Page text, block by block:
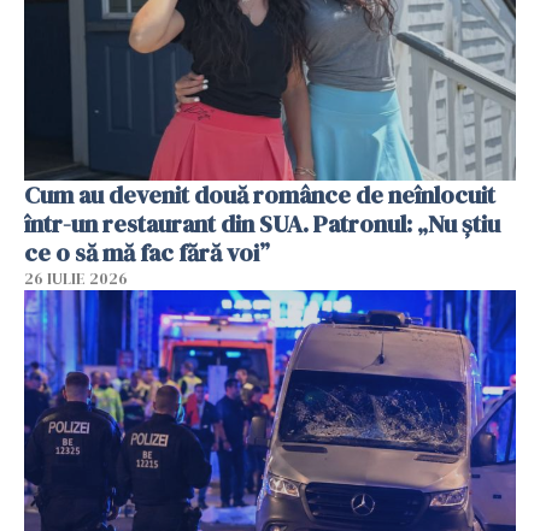
Cum au devenit două românce de neînlocuit
într-un restaurant din SUA. Patronul: „Nu știu
ce o să mă fac fără voi”
26 IULIE 2026